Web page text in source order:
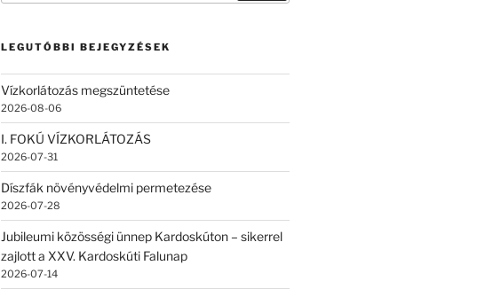
következő
LEGUTÓBBI BEJEGYZÉSEK
Vízkorlátozás megszüntetése
2026-08-06
I. FOKÚ VÍZKORLÁTOZÁS
2026-07-31
Díszfák növényvédelmi permetezése
2026-07-28
Jubileumi közösségi ünnep Kardoskúton – sikerrel
zajlott a XXV. Kardoskúti Falunap
2026-07-14